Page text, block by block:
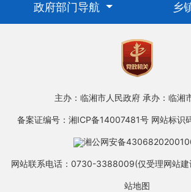
政府部门导航
乡
主办：临湘市人民政府 承办：临湘
备案证编号：湘ICP备14007481号 网站标识
湘公网安备
网站联系电话：0730-3388009(仅受理网站建
站地图